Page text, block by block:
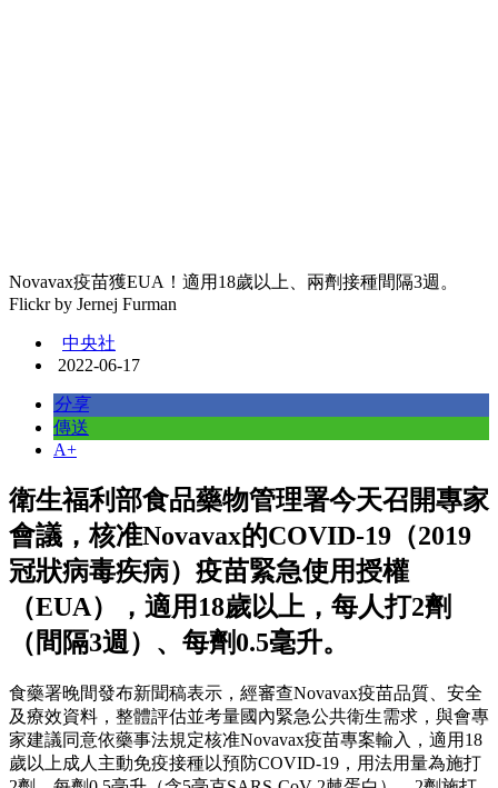
Novavax疫苗獲EUA！適用18歲以上、兩劑接種間隔3週。
Flickr by Jernej Furman
中央社
2022-06-17
分享
傳送
A+
衛生福利部食品藥物管理署今天召開專家
會議，核准Novavax的COVID-19（2019
冠狀病毒疾病）疫苗緊急使用授權
（EUA），適用18歲以上，每人打2劑
（間隔3週）、每劑0.5毫升。
食藥署晚間發布新聞稿表示，經審查Novavax疫苗品質、安全
及療效資料，整體評估並考量國內緊急公共衛生需求，與會專
家建議同意依藥事法規定核准Novavax疫苗專案輸入，適用18
歲以上成人主動免疫接種以預防COVID-19，用法用量為施打